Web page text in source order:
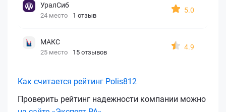
УралСиб
24 место 1 отзыв
5.0
МАКС
25 место 15 отзывов
4.9
Как считается рейтинг Polis812
Проверить рейтинг надежности компании можно